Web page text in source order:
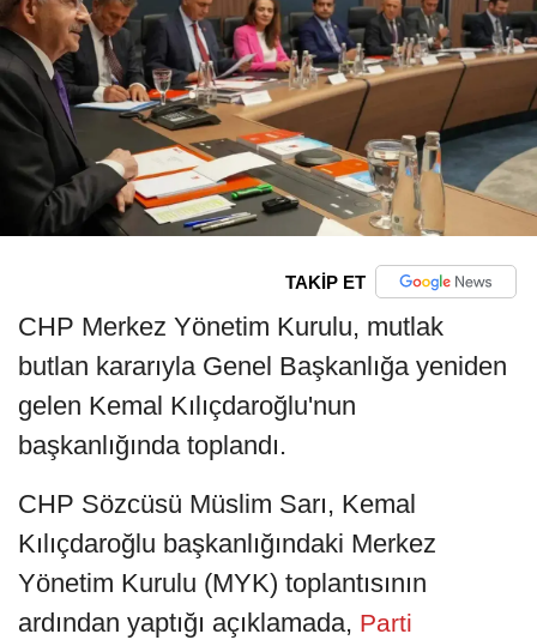
TAKİP ET
CHP Merkez Yönetim Kurulu, mutlak
butlan kararıyla Genel Başkanlığa yeniden
gelen Kemal Kılıçdaroğlu'nun
başkanlığında toplandı.
CHP Sözcüsü Müslim Sarı, Kemal
Kılıçdaroğlu başkanlığındaki Merkez
Yönetim Kurulu (MYK) toplantısının
ardından yaptığı açıklamada, Parti